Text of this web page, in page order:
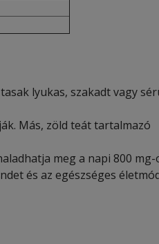
lyukas, szakadt vagy
Más, zöld teát tartalmazó
meg a napi 800 mg-
és az egészséges